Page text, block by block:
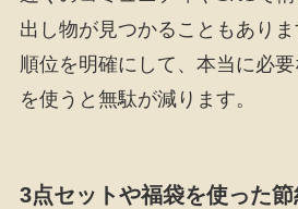
出し物が見つかることもあり
順位を明確にして、本当に必
を使うと無駄が減ります。
3点セットや福袋を使った